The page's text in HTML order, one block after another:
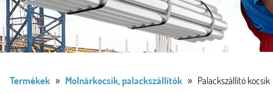
Termékek » Molnárkocsik, palackszállítók » Palackszállító kocsik